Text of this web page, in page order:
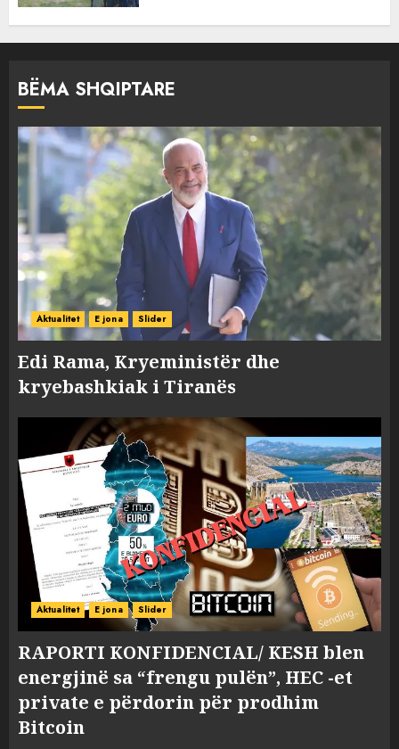
BËMA SHQIPTARE
Aktualitet E jona Slider
Edi Rama, Kryeministër dhe
kryebashkiak i Tiranës
Aktualitet E jona Slider
RAPORTI KONFIDENCIAL/ KESH blen
energjinë sa “frengu pulën”, HEC -et
private e përdorin për prodhim
Bitcoin